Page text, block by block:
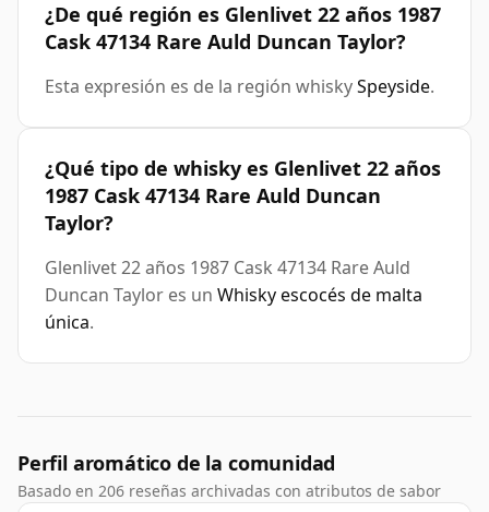
¿De qué región es Glenlivet 22 años 1987
Cask 47134 Rare Auld Duncan Taylor?
Esta expresión es de la región whiskySpeyside.
¿Qué tipo de whisky es Glenlivet 22 años
1987 Cask 47134 Rare Auld Duncan
Taylor?
Glenlivet 22 años 1987 Cask 47134 Rare Auld
Duncan Taylor es un Whisky escocés de malta
única.
Perfil aromático de la comunidad
Basado en 206 reseñas archivadas con atributos de sabor